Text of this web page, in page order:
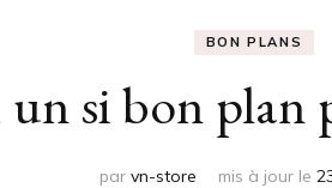
BON PLANS
un si bon
par vn-store mis à jour le